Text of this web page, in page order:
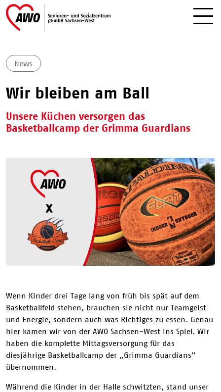
News
Wir bleiben am Ball
Unsere Küchen versorgen das
Basketballcamp der Grimma Guardians
Wenn Kinder drei Tage lang von früh bis spät auf dem
Basketballfeld stehen, brauchen sie nicht nur Teamgeist
und Energie, sondern auch was Richtiges zu essen. Genau
hier kamen wir von der AWO Sachsen-West ins Spiel. Wir
haben die komplette Mittagsversorgung für das
diesjährige Basketballcamp der „Grimma Guardians”
übernommen.
Während die Kinder in der Halle schwitzten, stand unser